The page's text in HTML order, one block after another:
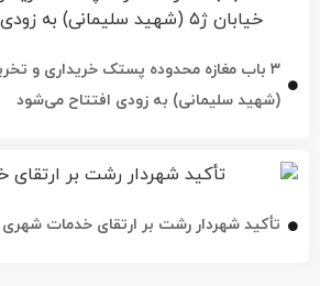
تأکید شهردار رشت بر ارتقای خدمات شهری